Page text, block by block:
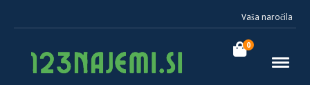
Vaša naročila
0